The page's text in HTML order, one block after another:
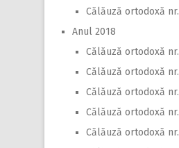
Călăuză ortodoxă
Anul 2018
Călăuză ortodoxă nr.
Călăuză ortodoxă
Călăuză ortodoxă
Călăuză ortodoxă nr.
Călăuză ortodoxă nr.